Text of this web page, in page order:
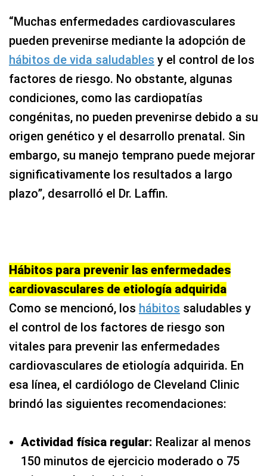
“Muchas enfermedades cardiovasculares
pueden prevenirse mediante la adopción de
hábitos de vida saludables y el control de los
factores de riesgo. No obstante, algunas
condiciones, como las cardiopatías
congénitas, no pueden prevenirse debido a su
origen genético y el desarrollo prenatal. Sin
embargo, su manejo temprano puede mejorar
significativamente los resultados a largo
plazo”, desarrolló el Dr. Laffin.
Hábitos para prevenir las enfermedades
cardiovasculares de etiología adquirida
Como se mencionó, los hábitos saludables y
el control de los factores de riesgo son
vitales para prevenir las enfermedades
cardiovasculares de etiología adquirida. En
esa línea, el cardiólogo de Cleveland Clinic
brindó las siguientes recomendaciones:
Actividad física regular: Realizar al menos
150 minutos de ejercicio moderado o 75